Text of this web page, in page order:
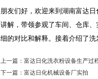
朋友们好，欢迎来到湖南富达
讲解，带领参观了车间、仓库
细的对比和解释。接着介绍了
上一篇： 富达日化洗衣粉设备生产过
下一篇： 富达日化机械设备厂实拍